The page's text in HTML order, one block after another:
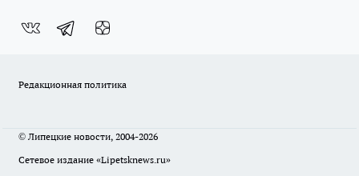
Редакционная политика
© Липецкие новости, 2004-2026
Сетевое издание «Lipetsknews.ru»